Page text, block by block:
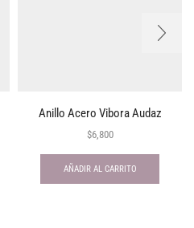
Anillo Acero Vibora Audaz
$6,800
AÑADIR AL CARRITO